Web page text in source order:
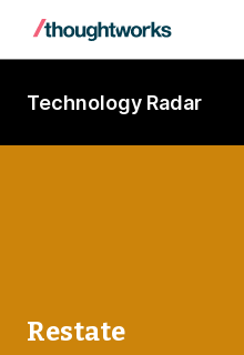
Technology Radar
Restate